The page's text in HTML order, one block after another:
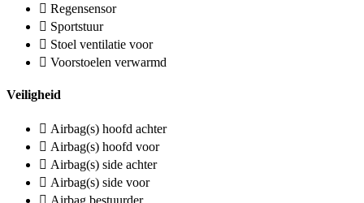
Regensensor
Sportstuur
Stoel ventilatie voor
Voorstoelen verwarmd
Veiligheid
Airbag(s) hoofd achter
Airbag(s) hoofd voor
Airbag(s) side achter
Airbag(s) side voor